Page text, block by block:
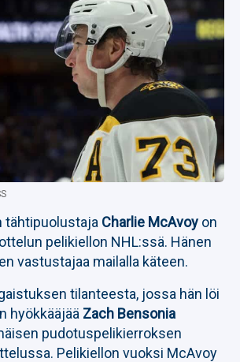
tähtipuolustaja Charlie McAvoy on
pelikiellon NHL:ssä. Hänen
vastustajaa mailalla käteen.
tilanteesta, jossa hän löi
hyökkääjää Zach Bensonia
pudotuspelikierroksen
Pelikiellon vuoksi McAvoy